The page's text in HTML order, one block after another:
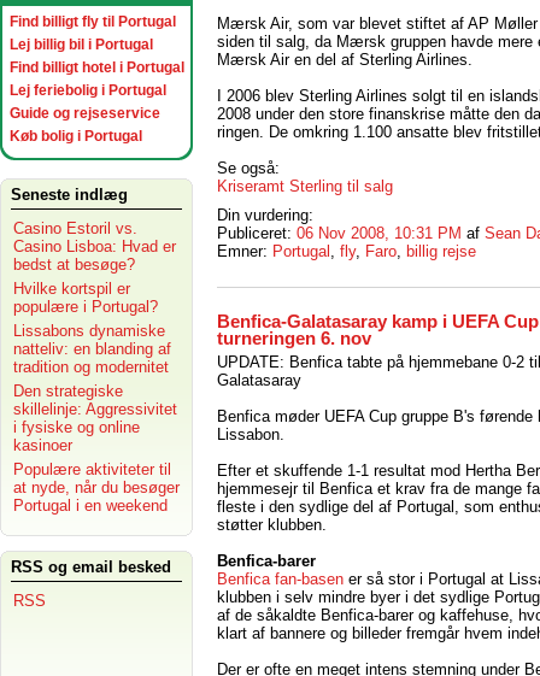
Find billigt fly til Portugal
Lej billig bil i Portugal
Find billigt hotel i Portugal
Lej feriebolig i Portugal
Guide og rejseservice
Køb bolig i Portugal
Seneste indlæg
Casino Estoril vs.
Casino Lisboa: Hvad er
bedst at besøge?
Hvilke kortspil er
populære i Portugal?
Lissabons dynamiske
natteliv: en blanding af
tradition og modernitet
Den strategiske
skillelinje: Aggressivitet
i fysiske og online
kasinoer
Populære aktiviteter til
at nyde, når du besøger
Portugal i en weekend
RSS og email besked
RSS
Mærsk Air, som var blevet stiftet af AP
siden til salg, da Mærsk gruppen havde
Mærsk Air en del af Sterling Airlines.
I 2006 blev Sterling Airlines solgt til en
2008 under den store finanskrise måtte den
ringen. De omkring 1.100 ansatte blev
Se også:
Kriseramt Sterling til salg
Din vurdering:
Publiceret: 06 Nov 2008, 10:31 PM af Sean
Emner: Portugal , fly, Faro, billig rejse
Benfica-Galatasaray kamp i UEFA Cup
turneringen 6. nov
UPDATE: Benfica tabte på hjemmebane 0-2 til
Galatasaray
Benfica møder UEFA Cup gruppe B's førende
Lissabon.
Efter et skuffende 1-1 resultat mod Hertha
hjemmesejr til Benfica et krav fra de mange
fleste i den sydlige del af Portugal, som
støtter klubben.
Benfica-barer
Benfica fan-basen er så stor i Portugal at
klubben i selv mindre byer i det sydlige
af de såkaldte Benfica-barer og kaffehuse,
klart af bannere og billeder fremgår hvem
Der er ofte en meget intens stemning under